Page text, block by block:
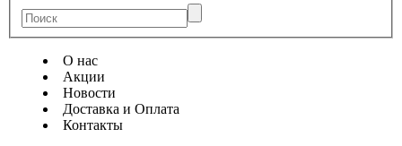
О нас
Акции
Новости
Доставка и Оплата
Контакты